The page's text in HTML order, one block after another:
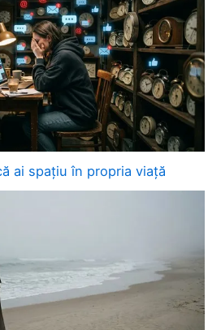
ai spațiu în propria viață